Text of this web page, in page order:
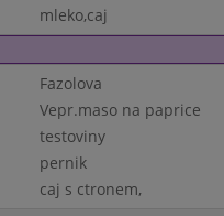
mleko,caj
Fazolova
Vepr.maso na paprice
testoviny
pernik
caj s ctronem,